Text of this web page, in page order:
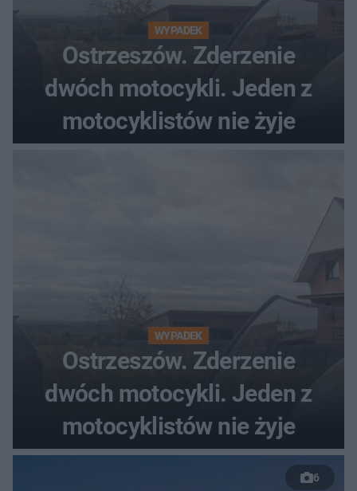
WYPADEK
Ostrzeszów. Zderzenie
dwóch motocykli. Jeden z
motocyklistów nie żyje
WYPADEK
Ostrzeszów. Zderzenie
dwóch motocykli. Jeden z
motocyklistów nie żyje
6